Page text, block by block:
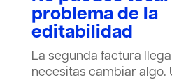
problema de la
editabilidad
La segunda factura
necesitas cambiar algo.